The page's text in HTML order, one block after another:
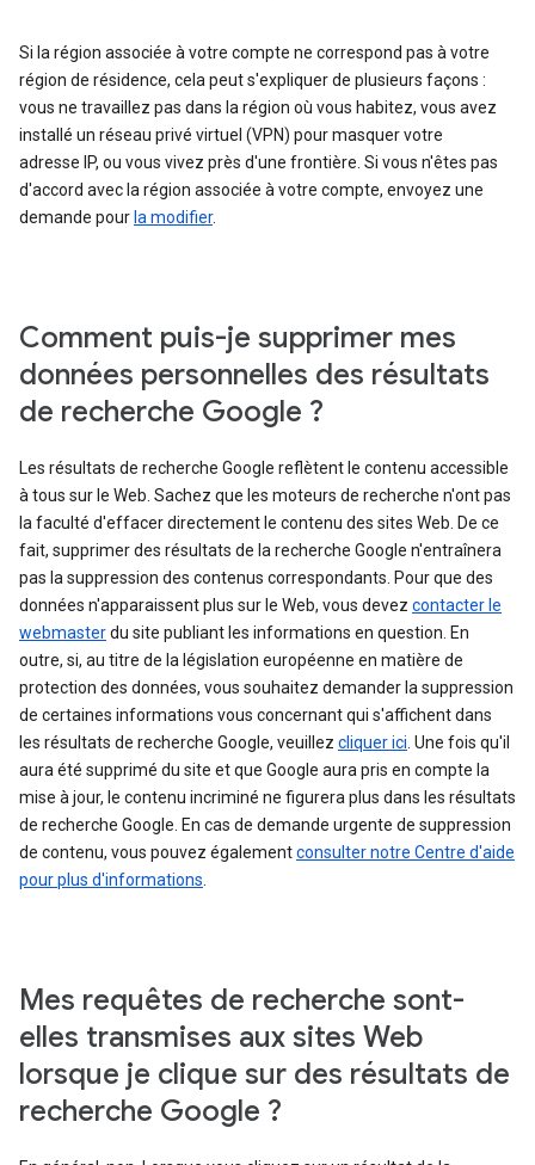
Si la région associée à votre compte ne correspond pas à votre
région de résidence, cela peut s'expliquer de plusieurs façons :
vous ne travaillez pas dans la région où vous habitez, vous avez
installé un réseau privé virtuel (VPN) pour masquer votre
adresse IP, ou vous vivez près d'une frontière. Si vous n'êtes pas
d'accord avec la région associée à votre compte, envoyez une
demande pour la modifier.
Comment puis-je supprimer mes
données personnelles des résultats
de recherche Google ?
Les résultats de recherche Google reflètent le contenu accessible
à tous sur le Web. Sachez que les moteurs de recherche n'ont pas
la faculté d'effacer directement le contenu des sites Web. De ce
fait, supprimer des résultats de la recherche Google n'entraînera
pas la suppression des contenus correspondants. Pour que des
données n'apparaissent plus sur le Web, vous devez contacter le
webmasterdu site publiant les informations en question. En
outre, si, au titre de la législation européenne en matière de
protection des données, vous souhaitez demander la suppression
de certaines informations vous concernant qui s'affichent dans
les résultats de recherche Google, veuillez cliquer ici . Une fois qu'il
aura été supprimé du site et que Google aura pris en compte la
mise à jour, le contenu incriminé ne figurera plus dans les résultats
de recherche Google. En cas de demande urgente de suppression
de contenu, vous pouvez égalementconsulter notre Centre d'aide
pour plus d'informations
Mes requêtes de recherche sont-
elles transmises aux sites Web
lorsque je clique sur des résultats de
recherche Google ?